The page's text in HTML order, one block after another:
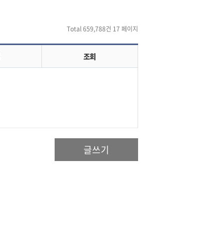
Total 659,788건 17 페이지
조회
글쓰기